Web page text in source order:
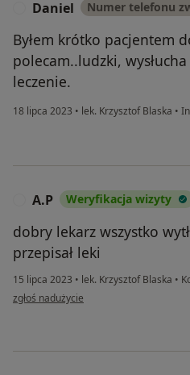
Daniel Numer telefonu
Byłem krótko pacjentem
polecam..ludzki,
leczenie.
18 lipca 2023 • lek. Krzysztof Blaska •
A.P Weryfikacja wizyty
dobry lekarz wszystko
przepisał leki
15 lipca 2023 • lek. Krzysztof Blaska •
w opinii użytkownika A.P
zgłoś nadużycie